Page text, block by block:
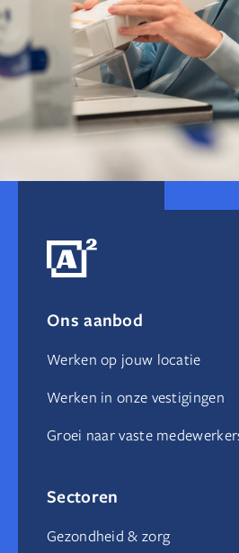
Ik help jou.
Wij lossen het op.
Ons aanbod
Werken op jouw locatie
Werken in onze vestigingen
Groei naar vaste
Sectoren
Gezondheid & zorg